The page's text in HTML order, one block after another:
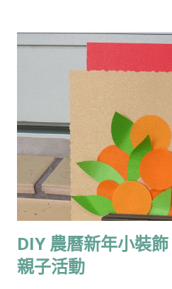
文稱Beetroot，學名為Beta
紅色，根部脹大成圓球形，這種蔬
港天涼季節也可以栽種。由於根部
沒有甘蔗，就用它來造糖。 於街
皮光滑結實的，若是皺皮則是乾水
乾後放入雪櫃可保存很久。 作為
首選。在歐洲民間與草藥治療師的
中國的靈芝，是用來進貢的寶物。
錳含量是所有植物中最高的，錳可
的養分。同時100克紅菜頭所含的
的 50%，而葉酸又是身體製造紅
血功能很強。據研究發現，從紅菜
DIY 農曆新年小裝
親子活動